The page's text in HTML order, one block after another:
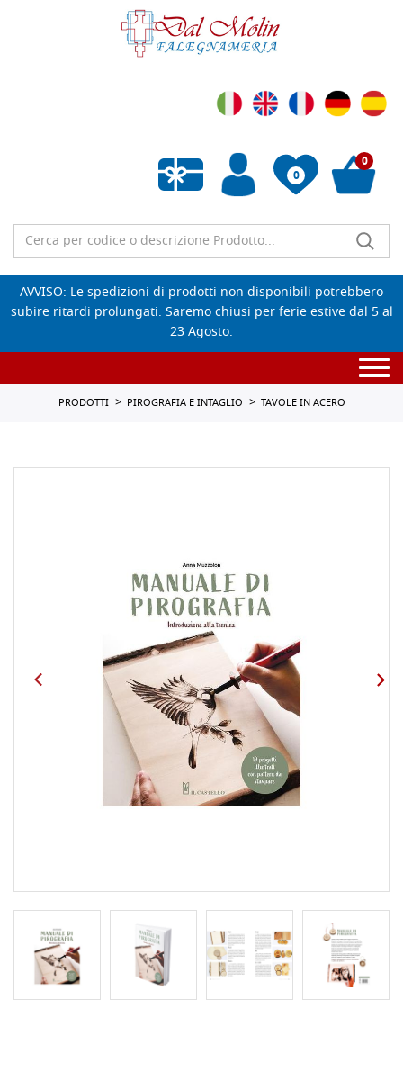
0
Wishlist vuota
0
AVVISO: Le spedizioni di prodotti non disponibili potrebbero
subire ritardi prolungati. Saremo chiusi per ferie estive dal 5 al
23 Agosto.
PRODOTTI PIROGRAFIA E INTAGLIO TAVOLE IN ACERO